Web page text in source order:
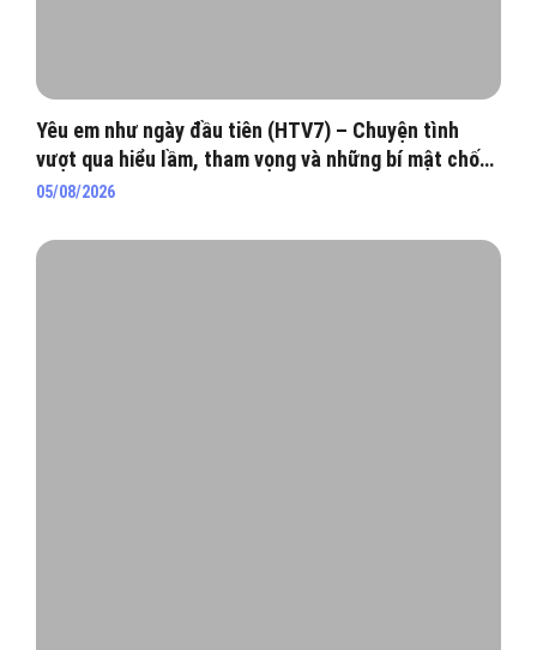
Yêu em như ngày đầu tiên (HTV7) – Chuyện tình
vượt qua hiểu lầm, tham vọng và những bí mật chốn
hào môn
05/08/2026